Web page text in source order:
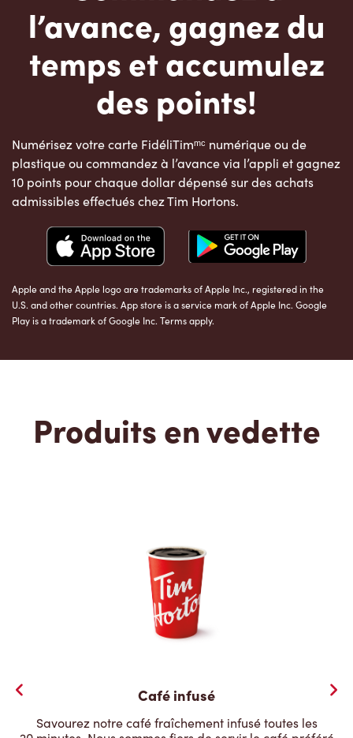
l’avance, gagnez du
temps et accumulez
des points!
Numérisez votre carte FidéliTimᵐᶜ numérique ou de
plastique ou commandez à l’avance via l’appli et gagnez
10 points pour chaque dollar dépensé sur des achats
admissibles effectués chez Tim Hortons.
Apple and the Apple logo are trademarks of Apple Inc., registered in the
U.S. and other countries. App store is a service mark of Apple Inc. Google
Play is a trademark of Google Inc. Terms apply.
Produits en vedette
Café infusé
Savourez notre café fraîchement infusé toutes les